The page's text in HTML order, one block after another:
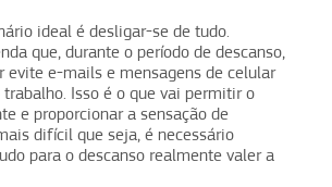
ideal é desligar-se de tudo.
que, durante o período de descanso,
evite e-mails e mensagens de celular
trabalho. Isso é o que vai permitir o
e proporcionar a sensação de
difícil que seja, é necessário
para o descanso realmente valer a